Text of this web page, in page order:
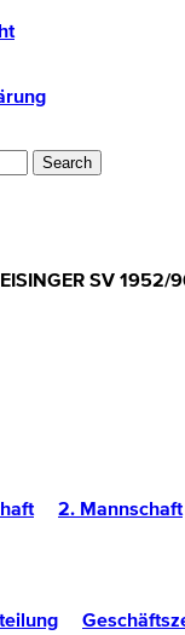
SV 1952/
2. Mannschaft